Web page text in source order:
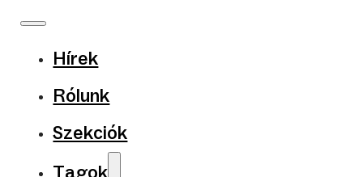
Hírek
Rólunk
Szekciók